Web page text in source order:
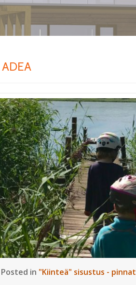
ADEA
Posted in "Kiinteä" sisustus - pinnat